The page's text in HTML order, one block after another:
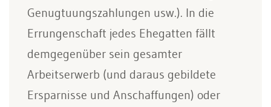
Genugtuungszahlungen usw.). In die
Errungenschaft jedes Ehegatten fällt
demgegenüber sein gesamter
Arbeitserwerb (und daraus gebildete
Ersparnisse und Anschaffungen) oder